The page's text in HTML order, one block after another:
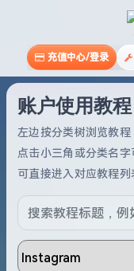
充值中心/登录
账户使用教程
左边按分类树浏览教程
点击小三角或分类名
可直接进入对应教程列